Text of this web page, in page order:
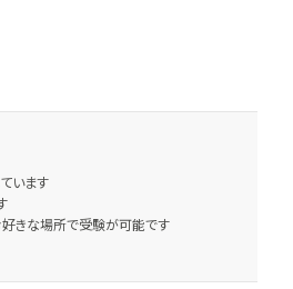
います
きな場所で受験が可能です